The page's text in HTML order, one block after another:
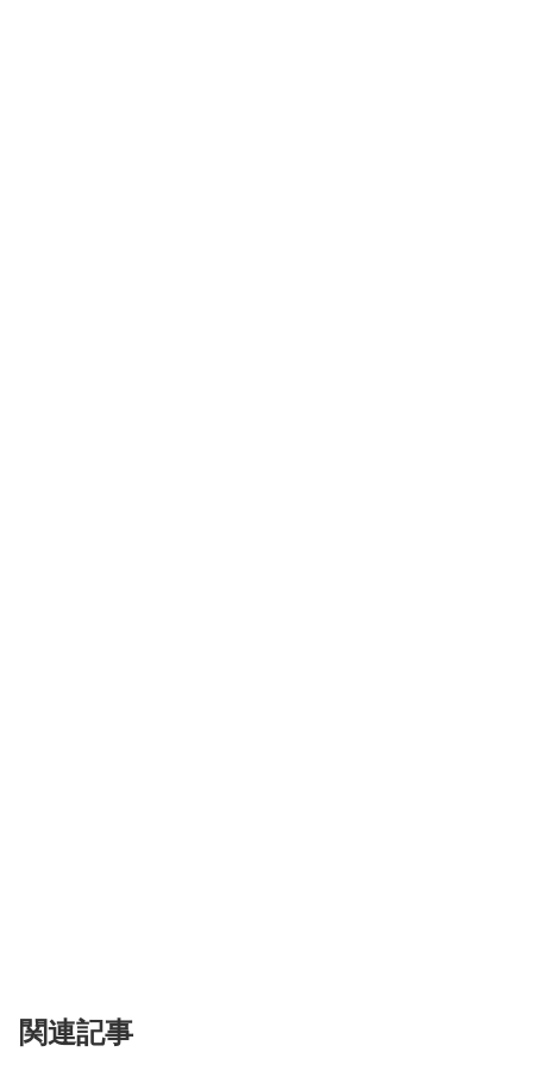
関連記事